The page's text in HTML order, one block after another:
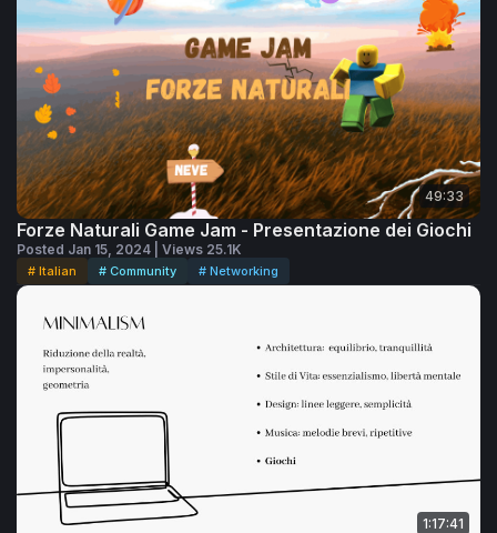
49:33
Forze Naturali Game Jam - Presentazione dei Giochi
Posted Jan 15, 2024 | Views 25.1K
# Italian # Community # Networking
1:17:41